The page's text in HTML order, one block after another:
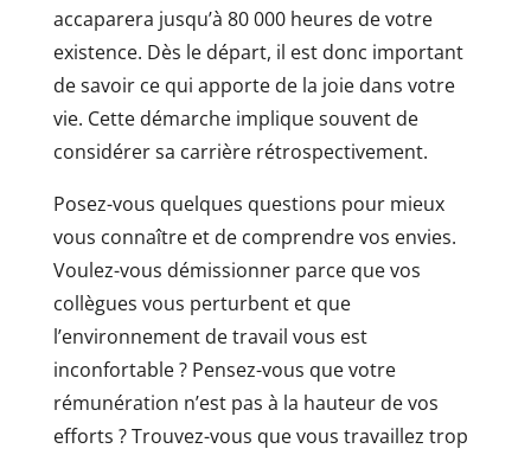
accaparera jusqu’à 80 000 heures de votre
existence. Dès le départ, il est donc important
de savoir ce qui apporte de la joie dans votre
vie. Cette démarche implique souvent de
considérer sa carrière rétrospectivement.
Posez-vous quelques questions pour mieux
vous connaître et de comprendre vos envies.
Voulez-vous démissionner parce que vos
collègues vous perturbent et que
l’environnement de travail vous est
inconfortable ? Pensez-vous que votre
rémunération n’est pas à la hauteur de vos
efforts ? Trouvez-vous que vous travaillez trop